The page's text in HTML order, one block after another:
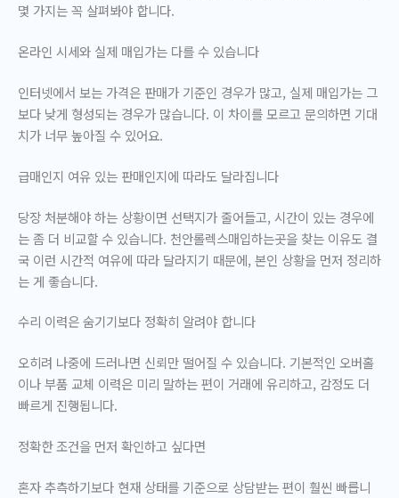
몇 가지는 꼭 살펴봐야 합니다.
온라인 시세와 실제 매입가는 다를 수 있습니다
인터넷에서 보는 가격은 판매가 기준인 경우가 많고, 실제 매입가는 그
보다 낮게 형성되는 경우가 많습니다. 이 차이를 모르고 문의하면 기대
치가 너무 높아질 수 있어요.
급매인지 여유 있는 판매인지에 따라도 달라집니다
당장 처분해야 하는 상황이면 선택지가 줄어들고, 시간이 있는 경우에
는 좀 더 비교할 수 있습니다. 천안롤렉스매입하는곳을 찾는 이유도 결
국 이런 시간적 여유에 따라 달라지기 때문에, 본인 상황을 먼저 정리하
는 게 좋습니다.
수리 이력은 숨기기보다 정확히 알려야 합니다
오히려 나중에 드러나면 신뢰만 떨어질 수 있습니다. 기본적인 오버홀
이나 부품 교체 이력은 미리 말하는 편이 거래에 유리하고, 감정도 더
빠르게 진행됩니다.
정확한 조건을 먼저 확인하고 싶다면
혼자 추측하기보다 현재 상태를 기준으로 상담받는 편이 훨씬 빠릅니